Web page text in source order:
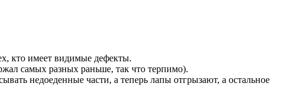
кто имеет видимые дефекты.
самых разных раньше, так что терпимо).
недоеденные части, а теперь лапы отгрызают, а остальное